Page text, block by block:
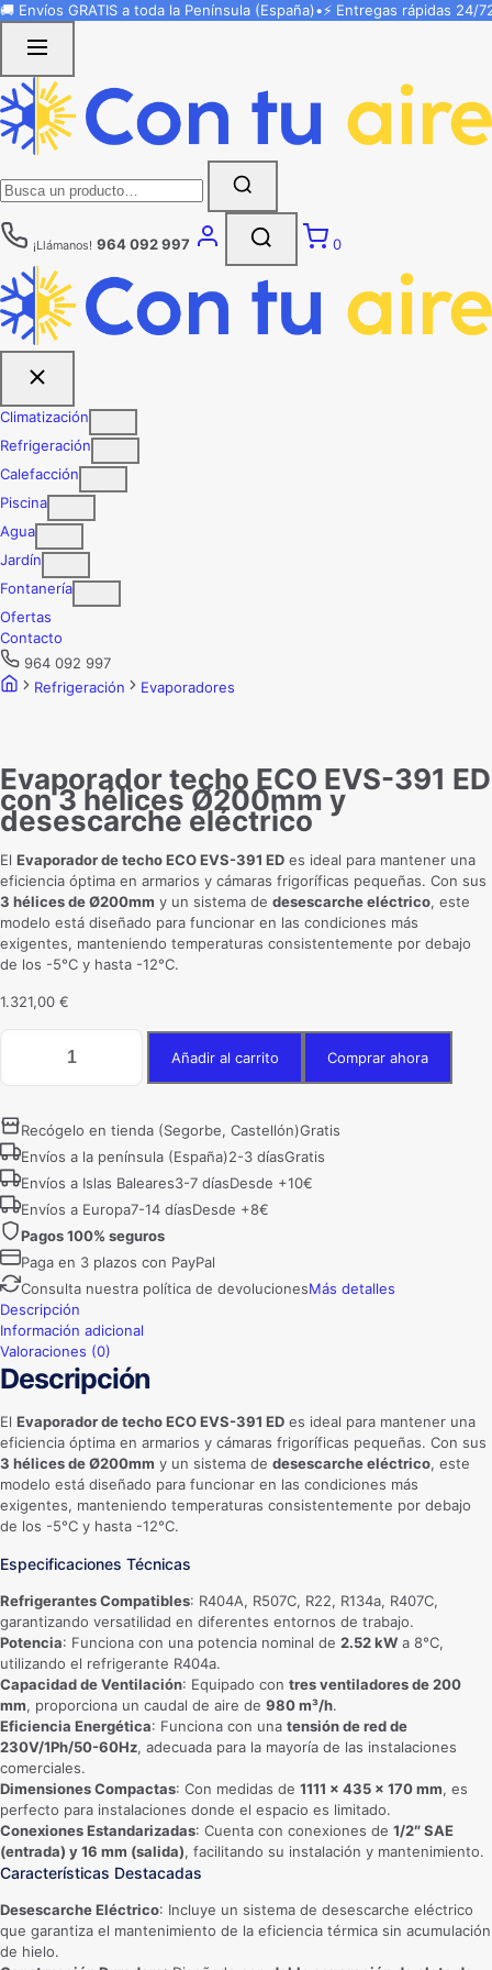
Saltar
contenido
🚚 Envíos GRATIS a toda la Península (España)•⚡ Entregas rápidas 24/
¡Llámanos! 964 092 997 0
Climatización
Refrigeración
Calefacción
Piscina
Agua
Jardín
Fontanería
Ofertas
Contacto
964 092 997
Refrigeración
Evaporadores
Evaporador techo ECO EVS-391 ED
con 3 hélices Ø200mm y
desescarche eléctrico
El Evaporador de techo ECO EVS-391 ED es ideal para mantener una
eficiencia óptima en armarios y cámaras frigoríficas pequeñas. Con sus
3 hélices de Ø200mm y un sistema de desescarche eléctrico, este
modelo está diseñado para funcionar en las condiciones más
exigentes, manteniendo temperaturas consistentemente por debajo
de los -5°C y hasta -12°C.
1.321,00 €
ECO
391
ED
con
3
hélices
Ø200mm
y
desescarche
eléctrico
cantidad
Añadir al carrito Comprar ahora
Recógelo en tienda (Segorbe, Castellón)Gratis
Envíos a la península (España)2-3 díasGratis
Envíos a Islas Baleares3-7 díasDesde +10€
Envíos a Europa7-14 díasDesde +8€
Pagos 100% seguros
Paga en 3 plazos con PayPal
Consulta nuestra política de devolucionesMás detalles
Descripción
Información adicional
Valoraciones (0)
Descripción
El Evaporador de techo ECO EVS-391 ED es ideal para mantener una
eficiencia óptima en armarios y cámaras frigoríficas pequeñas. Con sus
3 hélices de Ø200mm y un sistema de desescarche eléctrico, este
modelo está diseñado para funcionar en las condiciones más
exigentes, manteniendo temperaturas consistentemente por debajo
de los -5°C y hasta -12°C.
Especificaciones Técnicas
Refrigerantes Compatibles: R404A, R507C, R22, R134a, R407C,
garantizando versatilidad en diferentes entornos de trabajo.
Potencia: Funciona con una potencia nominal de 2.52 kW a 8°C,
utilizando el refrigerante R404a.
Capacidad de Ventilación: Equipado con tres ventiladores de 200
mm, proporciona un caudal de aire de 980 m³/h.
Eficiencia Energética: Funciona con una tensión de red de
230V/1Ph/50-60Hz, adecuada para la mayoría de las instalaciones
comerciales.
Dimensiones Compactas: Con medidas de 1111 x 435 x 170 mm, es
perfecto para instalaciones donde el espacio es limitado.
Conexiones Estandarizadas: Cuenta con conexiones de 1/2″ SAE
(entrada) y 16 mm (salida), facilitando su instalación y mantenimiento.
Características Destacadas
Desescarche Eléctrico: Incluye un sistema de desescarche eléctrico
que garantiza el mantenimiento de la eficiencia térmica sin acumulación
de hielo.